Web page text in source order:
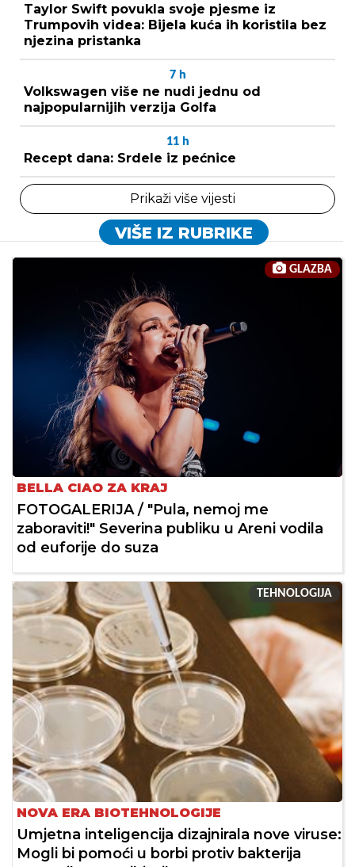
Taylor Swift povukla svoje pjesme iz
Trumpovih videa: Bijela kuća ih koristila bez
njezina pristanka
7 h
Volkswagen više ne nudi jednu od
najpopularnijih verzija Golfa
11 h
Recept dana: Srdele iz pećnice
Prikaži više vijesti
VIŠE IZ RUBRIKE
GLAZBA
BELLA CIAO ZA KRAJ
FOTOGALERIJA / "Pula, nemoj me
zaboraviti!" Severina publiku u Areni vodila
od euforije do suza
TEHNOLOGIJA
NOVA ERA BIOTEHNOLOGIJE
Umjetna inteligencija dizajnirala nove viruse:
Mogli bi pomoći u borbi protiv bakterija